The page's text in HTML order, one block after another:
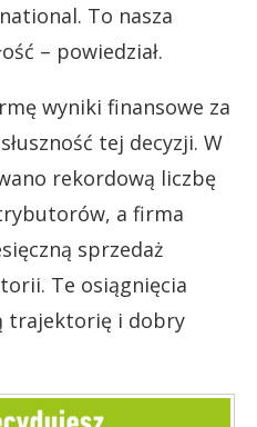
To nasza
– powiedział.
wyniki finansowe za
tej decyzji. W
rekordową liczbę
a firma
sprzedaż
Te osiągnięcia
trajektorię i dobry